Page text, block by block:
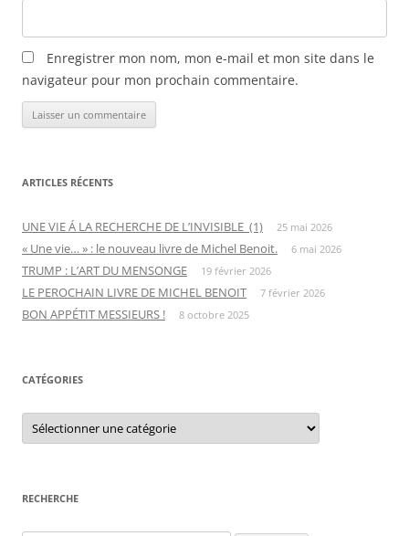
Enregistrer mon nom, mon e-mail et mon site dans le
navigateur pour mon prochain commentaire.
ARTICLES RÉCENTS
UNE VIE Á LA RECHERCHE DE L’INVISIBLE (1) 25 mai 2026
« Une vie… » : le nouveau livre de Michel Benoit. 6 mai 2026
TRUMP : L’ART DU MENSONGE 19 février 2026
LE PEROCHAIN LIVRE DE MICHEL BENOIT 7 février 2026
BON APPÉTIT MESSIEURS ! 8 octobre 2025
CATÉGORIES
C
t
r
i
RECHERCHE